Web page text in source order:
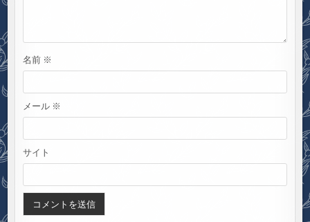
名前 ※
メール ※
サイト